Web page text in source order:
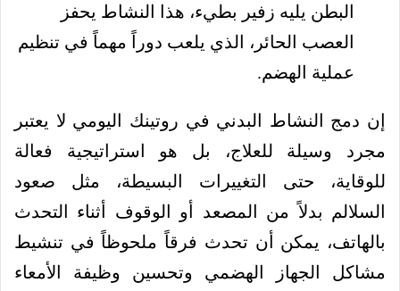
البطن يليه زفير بطيء، هذا النشاط يحفز
العصب الحائر، الذي يلعب دوراً مهماً في تنظيم
عملية الهضم.
إن دمج النشاط البدني في روتينك اليومي لا يعتبر
مجرد وسيلة للعلاج، بل هو استراتيجية فعالة
للوقاية، حتى التغييرات البسيطة، مثل صعود
السلالم بدلاً من المصعد أو الوقوف أثناء التحدث
بالهاتف، يمكن أن تحدث فرقاً ملحوظاً في تنشيط
مشاكل الجهاز الهضمي وتحسين وظيفة الأمعاء